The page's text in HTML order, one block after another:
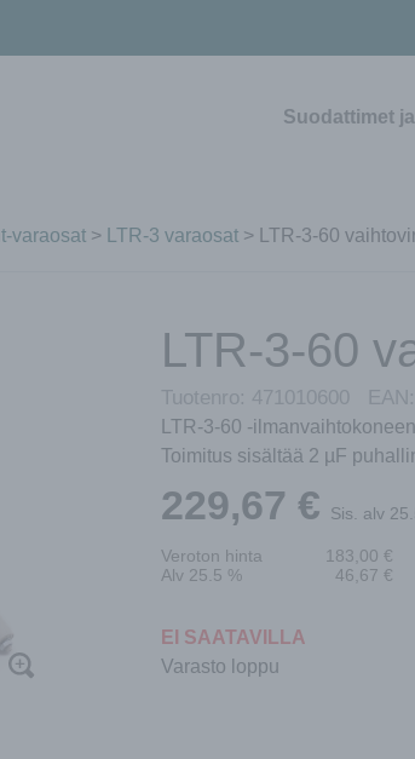
Suodattimet
varaosat > LTR-3 varaosat > LTR-3-60
LTR-3-60
Tuotenro: 471010600 EAN:
LTR-3-60 -
Toimitus sisältää 2 µF
229,67 € Sis. alv
Veroton hinta 183,00 €
Alv 25.5 %
46,67 €
EI SAATAVILLA
Varasto loppu